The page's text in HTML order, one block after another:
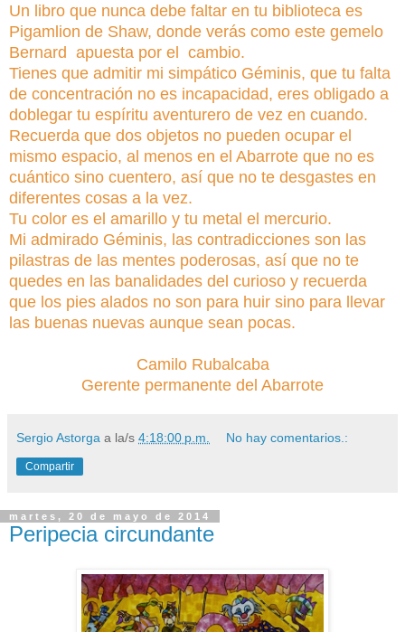
Un libro que nunca debe faltar en tu biblioteca es
Pigamlion de Shaw, donde verás como este gemelo
Bernard apuesta por el cambio.
Tienes que admitir mi simpático Géminis, que tu falta
de concentración no es incapacidad, eres obligado a
doblegar tu espíritu aventurero de vez en cuando.
Recuerda que dos objetos no pueden ocupar el
mismo espacio, al menos en el Abarrote que no es
cuántico sino cuentero, así que no te desgastes en
diferentes cosas a la vez.
Tu color es el amarillo y tu metal el mercurio.
Mi admirado Géminis, las contradicciones son las
pilastras de las mentes poderosas, así que no te
quedes en las banalidades del curioso y recuerda
que los pies alados no son para huir sino para llevar
las buenas nuevas aunque sean pocas.
Camilo Rubalcaba
Gerente permanente del Abarrote
Sergio Astorga a la/s 4:18:00 p.m. No hay comentarios.:
Compartir
martes, 20 de mayo de 2014
Peripecia circundante